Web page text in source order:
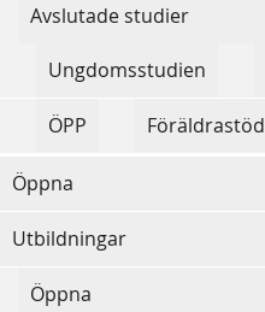
Avslutade studier
Ungdomsstudien
ÖPP Föräldrastöd
Öppna
Utbildningar
Öppna